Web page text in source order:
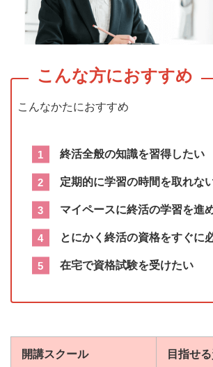
こんなかたにおすすめ
終活全般の知識を習得したい
定期的に学習の時間を取れな
マイペースに終活の学習を進
とにかく終活の資格をすぐに
在宅で資格試験を受けたい
開講スクール 目指せ